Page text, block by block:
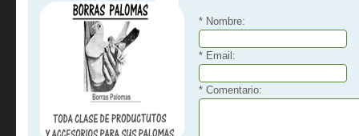
* Nombre:
* Email:
* Comentario: